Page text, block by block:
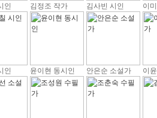
인 김정조 작가 김사빈 시인 이
인 윤이현 동시인 안은순 소설가 이